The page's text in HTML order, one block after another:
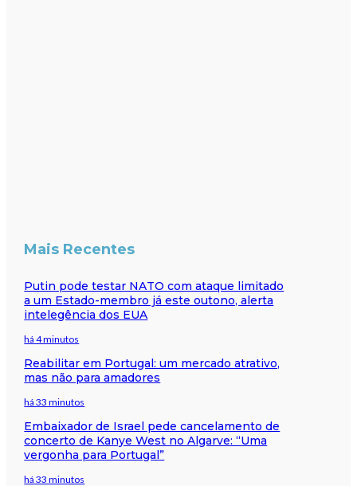
Mais Recentes
Putin pode testar NATO com ataque limitado
a um Estado-membro já este outono, alerta
intelegência dos EUA
há 4 minutos
Reabilitar em Portugal: um mercado atrativo,
mas não para amadores
há 33 minutos
Embaixador de Israel pede cancelamento de
concerto de Kanye West no Algarve: “Uma
vergonha para Portugal”
há 33 minutos